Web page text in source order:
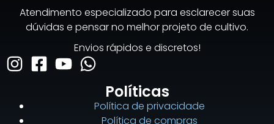
Atendimento especializado para esclarecer suas
dúvidas e pensar no melhor projeto de cultivo.
Envios rápidos e discretos!
Políticas
Política de privacidade
Política de compras